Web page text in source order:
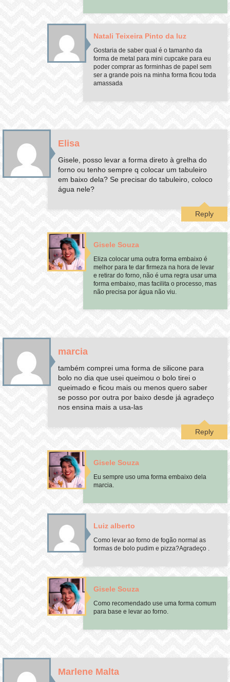
Natali Teixeira Pinto da luz
Gostaria de saber qual é o tamanho da
forma de metal para mini cupcake para eu
poder comprar as forminhas de papel sem
ser a grande pois na minha forma ficou toda
amassada
Elisa
Gisele, posso levar a forma direto à grelha do
forno ou tenho sempre q colocar um tabuleiro
em baixo dela? Se precisar do tabuleiro, coloco
água nele?
Reply
Gisele Souza
Eliza colocar uma outra forma embaixo é
melhor para te dar firmeza na hora de levar
e retirar do forno, não é uma regra usar uma
forma embaixo, mas facilita o processo, mas
não precisa por água não viu.
marcia
também comprei uma forma de silicone para
bolo no dia que usei queimou o bolo tirei o
queimado e ficou mais ou menos quero saber
se posso por outra por baixo desde já agradeço
nos ensina mais a usa-las
Reply
Gisele Souza
Eu sempre uso uma forma embaixo dela
marcia.
Luiz alberto
Como levar ao forno de fogão normal as
formas de bolo pudim e pizza?Agradeço .
Gisele Souza
Como recomendado use uma forma comum
para base e levar ao forno.
Marlene Malta